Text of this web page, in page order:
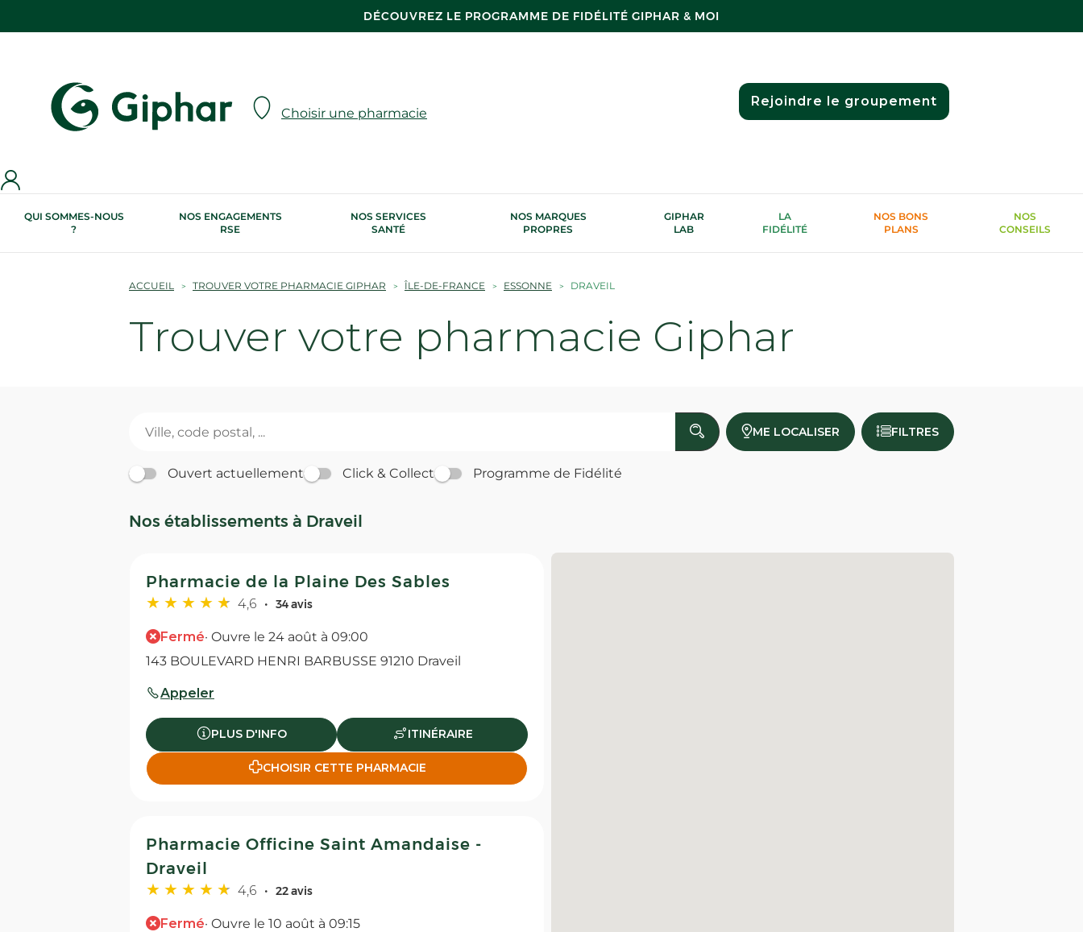
DÉCOUVREZ LE PROGRAMME DE FIDÉLITÉ GIPHAR & MOI
Choisir une pharmacie
Rejoindre le groupement
QUI SOMMES-NOUS
?
NOS ENGAGEMENTS
RSE
NOS SERVICES
SANTÉ
NOS MARQUES
PROPRES
GIPHAR
LAB
LA
FIDÉLITÉ
NOS BONS
PLANS
NOS
CONSEILS
ACCUEIL TROUVER VOTRE PHARMACIE GIPHAR ÎLE-DE-FRANCE ESSONNE DRAVEIL
Trouver votre pharmacie Giphar
ME LOCALISER FILTRES
Ouvert actuellement Click & Collect Programme de Fidélité
Nos établissements à Draveil
Pharmacie de la Plaine Des Sables
4,6 34 avis
Fermé· Ouvre le 24 août à 09:00
143 BOULEVARD HENRI BARBUSSE 91210 Draveil
Appeler
PLUS D'INFO ITINÉRAIRE
CHOISIR CETTE PHARMACIE
Pharmacie Officine Saint Amandaise -
Draveil
4,6 22 avis
Fermé· Ouvre le 10 août à 09:15